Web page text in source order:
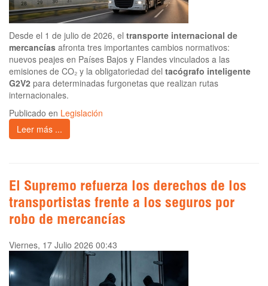
Desde el 1 de julio de 2026, el transporte internacional de
mercancías afronta tres importantes cambios normativos:
nuevos peajes en Países Bajos y Flandes vinculados a las
emisiones de CO₂ y la obligatoriedad del tacógrafo inteligente
G2V2 para determinadas furgonetas que realizan rutas
internacionales.
Publicado en Legislación
Leer más ...
El Supremo refuerza los derechos de los
transportistas frente a los seguros por
robo de mercancías
Viernes, 17 Julio 2026 00:43